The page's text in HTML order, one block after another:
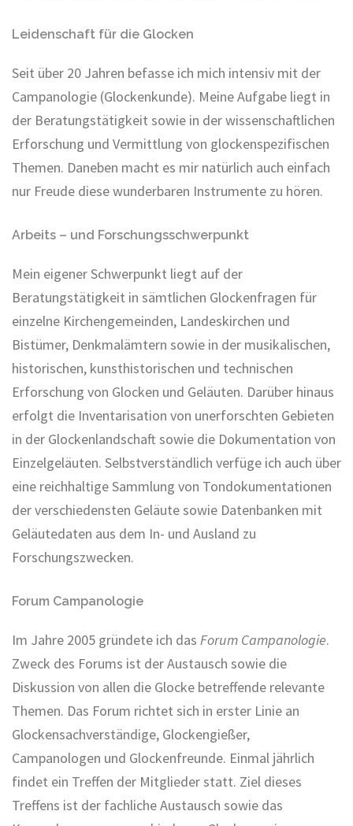
Leidenschaft für die Glocken
Seit über 20 Jahren befasse ich mich intensiv mit der
Campanologie (Glockenkunde). Meine Aufgabe liegt in
der Beratungstätigkeit sowie in der wissenschaftlichen
Erforschung und Vermittlung von glockenspezifischen
Themen. Daneben macht es mir natürlich auch einfach
nur Freude diese wunderbaren Instrumente zu hören.
Arbeits – und Forschungsschwerpunkt
Mein eigener Schwerpunkt liegt auf der
Beratungstätigkeit in sämtlichen Glockenfragen für
einzelne Kirchengemeinden, Landeskirchen und
Bistümer, Denkmalämtern sowie in der musikalischen,
historischen, kunsthistorischen und technischen
Erforschung von Glocken und Geläuten. Darüber hinaus
erfolgt die Inventarisation von unerforschten Gebieten
in der Glockenlandschaft sowie die Dokumentation von
Einzelgeläuten. Selbstverständlich verfüge ich auch über
eine reichhaltige Sammlung von Tondokumentationen
der verschiedensten Geläute sowie Datenbanken mit
Geläutedaten aus dem In- und Ausland zu
Forschungszwecken.
Forum Campanologie
Im Jahre 2005 gründete ich das Forum Campanologie.
Zweck des Forums ist der Austausch sowie die
Diskussion von allen die Glocke betreffende relevante
Themen. Das Forum richtet sich in erster Linie an
Glockensachverständige, Glockengießer,
Campanologen und Glockenfreunde. Einmal jährlich
findet ein Treffen der Mitglieder statt. Ziel dieses
Treffens ist der fachliche Austausch sowie das